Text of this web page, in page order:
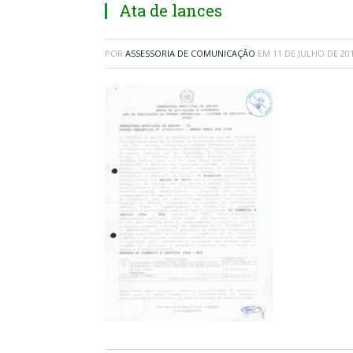
Ata de lances
POR ASSESSORIA DE COMUNICAÇÃO EM 11 DE JULHO DE